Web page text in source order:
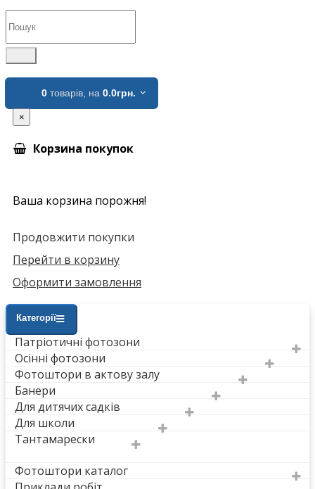
0 товарів, на 0.0грн.
×
Корзина покупок
Ваша корзина порожня!
Продовжити покупки
Перейти в корзину
Оформити замовлення
Категорії
Патріотичні фотозони
Осінні фотозони
Фотоштори в актову залу
Банери
Для дитячих садків
Для школи
Тантамарески
Фотоштори каталог